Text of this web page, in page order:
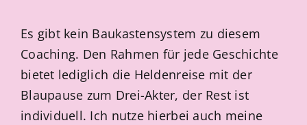
Es gibt kein Baukastensystem zu diesem
Coaching. Den Rahmen für jede Geschichte
bietet lediglich die Heldenreise mit der
Blaupause zum Drei-Akter, der Rest ist
individuell. Ich nutze hierbei auch meine